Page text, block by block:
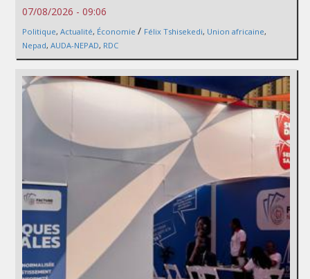
07/08/2026 - 09:06
Politique, Actualité, Économie / Félix Tshisekedi, Union africaine,
Nepad, AUDA-NEPAD, RDC